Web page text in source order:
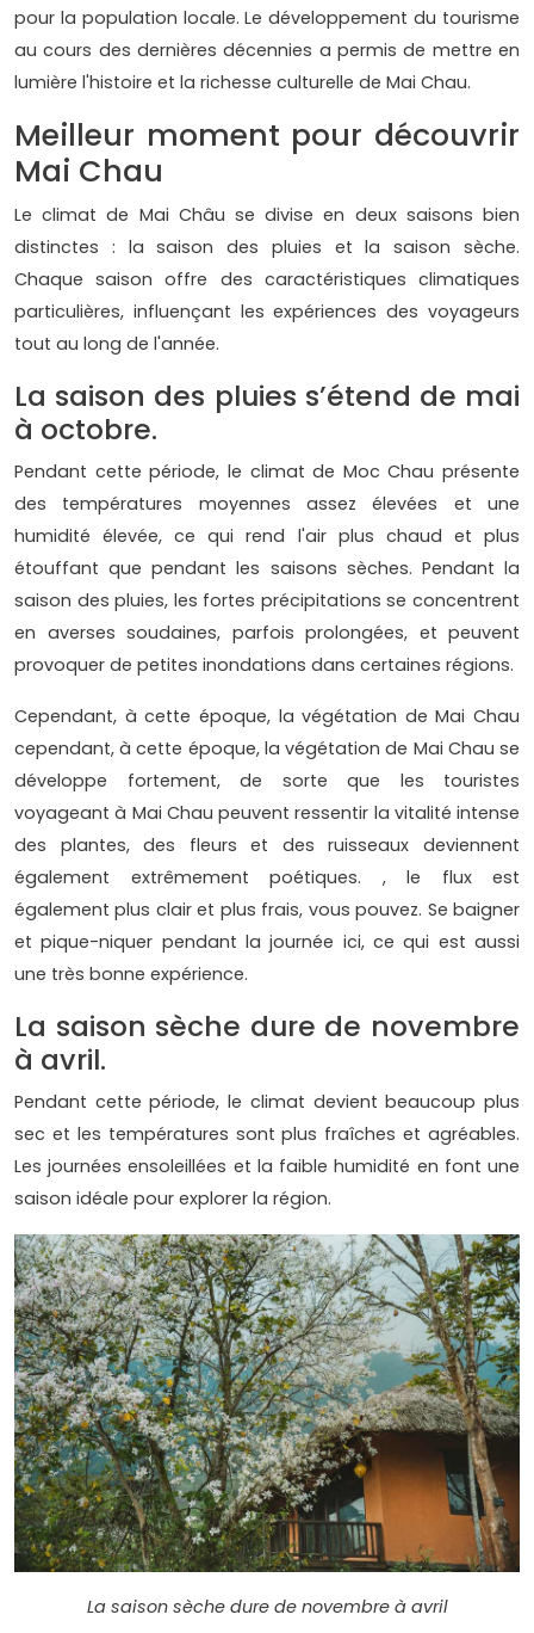
pour la population locale. Le développement du tourisme
au cours des dernières décennies a permis de mettre en
lumière l'histoire et la richesse culturelle de Mai Chau.
Meilleur moment pour découvrir
Mai Chau
Le climat de Mai Châu se divise en deux saisons bien
distinctes : la saison des pluies et la saison sèche.
Chaque saison offre des caractéristiques climatiques
particulières, influençant les expériences des voyageurs
tout au long de l'année.
La saison des pluies s’étend de mai
à octobre.
Pendant cette période, le climat de Moc Chau présente
des températures moyennes assez élevées et une
humidité élevée, ce qui rend l'air plus chaud et plus
étouffant que pendant les saisons sèches. Pendant la
saison des pluies, les fortes précipitations se concentrent
en averses soudaines, parfois prolongées, et peuvent
provoquer de petites inondations dans certaines régions.
Cependant, à cette époque, la végétation de Mai Chau
cependant, à cette époque, la végétation de Mai Chau se
développe fortement, de sorte que les touristes
voyageant à Mai Chau peuvent ressentir la vitalité intense
des plantes, des fleurs et des ruisseaux deviennent
également extrêmement poétiques. , le flux est
également plus clair et plus frais, vous pouvez. Se baigner
et pique-niquer pendant la journée ici, ce qui est aussi
une très bonne expérience.
La saison sèche dure de novembre
à avril.
Pendant cette période, le climat devient beaucoup plus
sec et les températures sont plus fraîches et agréables.
Les journées ensoleillées et la faible humidité en font une
saison idéale pour explorer la région.
La saison sèche dure de novembre à avril